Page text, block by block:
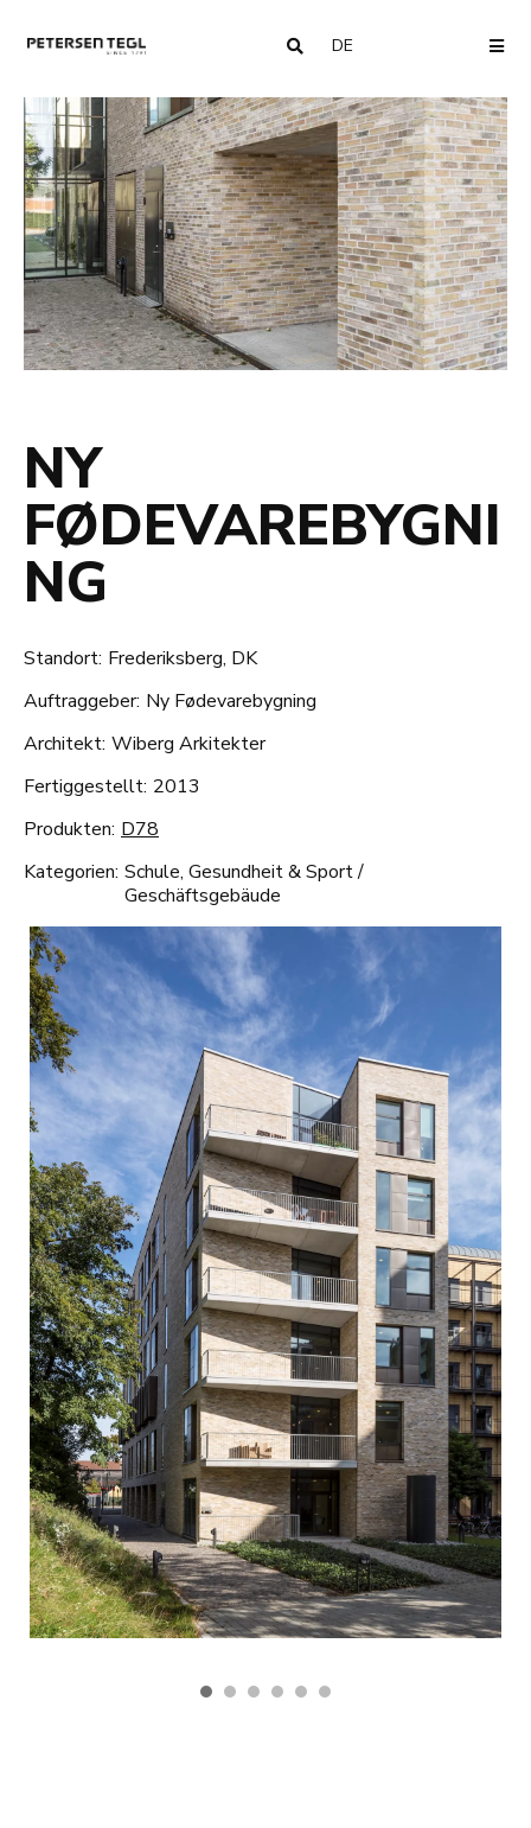
DE
NY
FØDEVAREBYGNI
NG
Standort: Frederiksberg, DK
Auftraggeber: Ny Fødevarebygning
Architekt: Wiberg Arkitekter
Fertiggestellt: 2013
Produkten: D78
Kategorien: Schule, Gesundheit & Sport/
Geschäftsgebäude